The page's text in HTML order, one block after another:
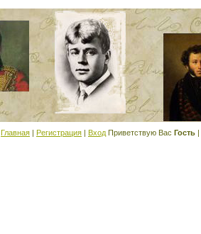
Главная | Регистрация | Вход Приветствую Вас Гость |